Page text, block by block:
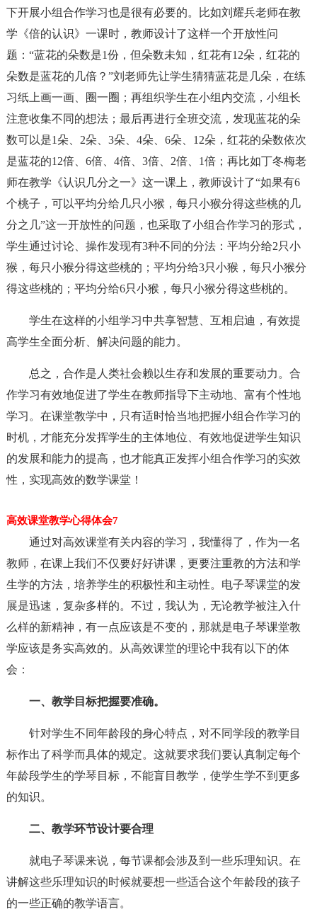
下开展小组合作学习也是很有必要的。比如刘耀兵老师在教
学《倍的认识》一课时，教师设计了这样一个开放性问
题：“蓝花的朵数是1份，但朵数未知，红花有12朵，红花的
朵数是蓝花的几倍？”刘老师先让学生猜猜蓝花是几朵，在练
习纸上画一画、圈一圈；再组织学生在小组内交流，小组长
注意收集不同的想法；最后再进行全班交流，发现蓝花的朵
数可以是1朵、2朵、3朵、4朵、6朵、12朵，红花的朵数依次
是蓝花的12倍、6倍、4倍、3倍、2倍、1倍；再比如丁冬梅老
师在教学《认识几分之一》这一课上，教师设计了“如果有6
个桃子，可以平均分给几只小猴，每只小猴分得这些桃的几
分之几”这一开放性的问题，也采取了小组合作学习的形式，
学生通过讨论、操作发现有3种不同的分法：平均分给2只小
猴，每只小猴分得这些桃的；平均分给3只小猴，每只小猴分
得这些桃的；平均分给6只小猴，每只小猴分得这些桃的。
学生在这样的小组学习中共享智慧、互相启迪，有效提
高学生全面分析、解决问题的能力。
总之，合作是人类社会赖以生存和发展的重要动力。合
作学习有效地促进了学生在教师指导下主动地、富有个性地
学习。在课堂教学中，只有适时恰当地把握小组合作学习的
时机，才能充分发挥学生的主体地位、有效地促进学生知识
的发展和能力的提高，也才能真正发挥小组合作学习的实效
性，实现高效的数学课堂！
高效课堂教学心得体会7
通过对高效课堂有关内容的学习，我懂得了，作为一名
教师，在课上我们不仅要好好讲课，更要注重教的方法和学
生学的方法，培养学生的积极性和主动性。电子琴课堂的发
展是迅速，复杂多样的。不过，我认为，无论教学被注入什
么样的新精神，有一点应该是不变的，那就是电子琴课堂教
学应该是务实高效的。从高效课堂的理论中我有以下的体
会：
一、教学目标把握要准确。
针对学生不同年龄段的身心特点，对不同学段的教学目
标作出了科学而具体的规定。这就要求我们要认真制定每个
年龄段学生的学琴目标，不能盲目教学，使学生学不到更多
的知识。
二、教学环节设计要合理
就电子琴课来说，每节课都会涉及到一些乐理知识。在
讲解这些乐理知识的时候就要想一些适合这个年龄段的孩子
的一些正确的教学语言。